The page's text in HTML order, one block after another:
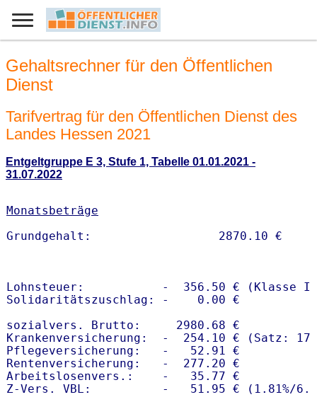
Gehaltsrechner für den Öffentlichen
Dienst
Tarifvertrag für den Öffentlichen Dienst des
Landes Hessen 2021
Entgeltgruppe E 3, Stufe 1, Tabelle 01.01.2021 -
31.07.2022
Monatsbeträge
Lohnsteuer:           -  356.50 € (Klasse I)
Solidaritätszuschlag: -    0.00 €
sozialvers. Brutto:     2980.68 €
Krankenversicherung:  -  254.10 € (Satz:
Pflegeversicherung:   -   52.91 €
Rentenversicherung:   -  277.20 €
Arbeitslosenvers.:    -   35.77 €
Z-Vers. VBL:          -   51.95 € ( 1.81%/